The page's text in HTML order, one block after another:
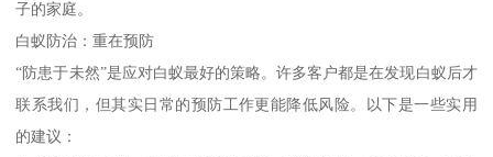
子的家庭。
白蚁防治：重在预防
“防患于未然”是应对白蚁最好的策略。许多客户都是在发现白蚁后才
联系我们，但其实日常的预防工作更能降低风险。以下是一些实用
的建议：